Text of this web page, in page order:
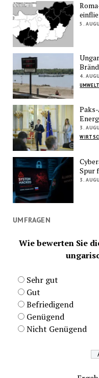
5.
4.
UMWELT
3.
Spur
3.
UMFRAGEN
Wie bewerten Sie
Sehr gut
Gut
Befriedigend
Genügend
Nicht Genügend